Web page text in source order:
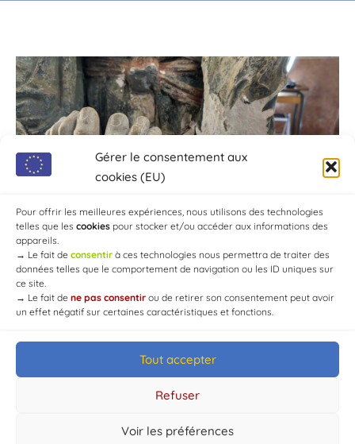
Gérer le consentement aux
cookies (EU)
Pour offrir les meilleures expériences, nous utilisons des technologies
telles que les cookies pour stocker et/ou accéder aux informations des
appareils.
→ Le fait de consentir à ces technologies nous permettra de traiter des
données telles que le comportement de navigation ou les ID uniques sur
ce site.
→ Le fait de ne pas consentir ou de retirer son consentement peut avoir
un effet négatif sur certaines caractéristiques et fonctions.
Tout accepter
Refuser
Voir les préférences
© Mairie de Chaource [2004-2024] | Tous droits réservés.
Developed byWEB3-DESIGN